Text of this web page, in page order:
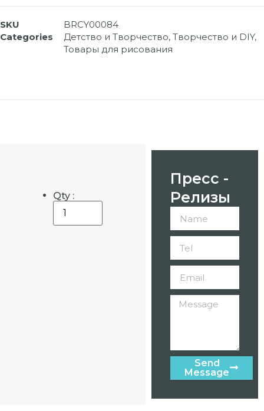
SKU
BRCY00084
Categories
Детство и Творчество, Творчество и DIY,
Товары для рисования
Qty :
Пресс -
Релизы
Send
Message